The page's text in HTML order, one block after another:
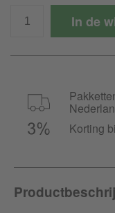
In de
Korting